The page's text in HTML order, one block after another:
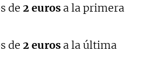
de 2 euros a la primera
de 2 euros a la última